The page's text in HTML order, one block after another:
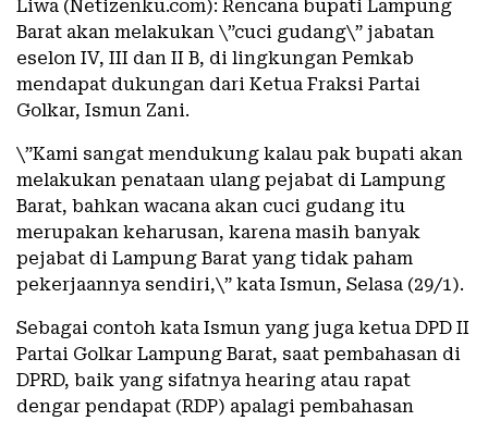
Liwa (Netizenku.com): Rencana bupati Lampung
Barat akan melakukan \”cuci gudang\” jabatan
eselon IV, III dan II B, di lingkungan Pemkab
mendapat dukungan dari Ketua Fraksi Partai
Golkar, Ismun Zani.
\”Kami sangat mendukung kalau pak bupati akan
melakukan penataan ulang pejabat di Lampung
Barat, bahkan wacana akan cuci gudang itu
merupakan keharusan, karena masih banyak
pejabat di Lampung Barat yang tidak paham
pekerjaannya sendiri,\” kata Ismun, Selasa (29/1).
Sebagai contoh kata Ismun yang juga ketua DPD II
Partai Golkar Lampung Barat, saat pembahasan di
DPRD, baik yang sifatnya hearing atau rapat
dengar pendapat (RDP) apalagi pembahasan